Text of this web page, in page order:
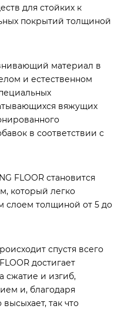
для стойких к
покрытий толщиной
материал в
и естественном
вяжущих
в соответствии с
FLOOR становится
который легко
слоем толщиной от 5 до
спустя всего
достигает
сжатие и изгиб,
и, благодаря
так что